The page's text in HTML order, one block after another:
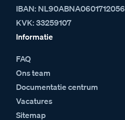
IBAN: NL90ABNA0601712056
KVK: 33259107
Informatie
FAQ
Ons team
Documentatie centrum
Vacatures
Sitemap